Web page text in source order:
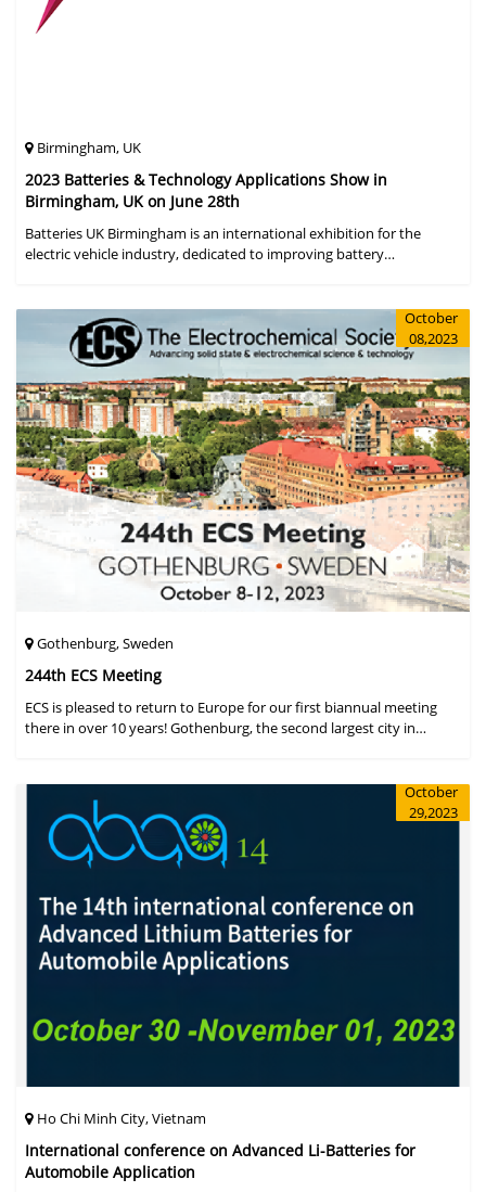
Birmingham, UK
2023 Batteries & Technology Applications Show in
Birmingham, UK on June 28th
Batteries UK Birmingham is an international exhibition for the
electric vehicle industry, dedicated to improving battery
October
08,2023
Gothenburg, Sweden
244th ECS Meeting
ECS is pleased to return to Europe for our first biannual meeting
there in over 10 years! Gothenburg, the second largest city in
October
29,2023
Ho Chi Minh City, Vietnam
International conference on Advanced Li-Batteries for
Automobile Application